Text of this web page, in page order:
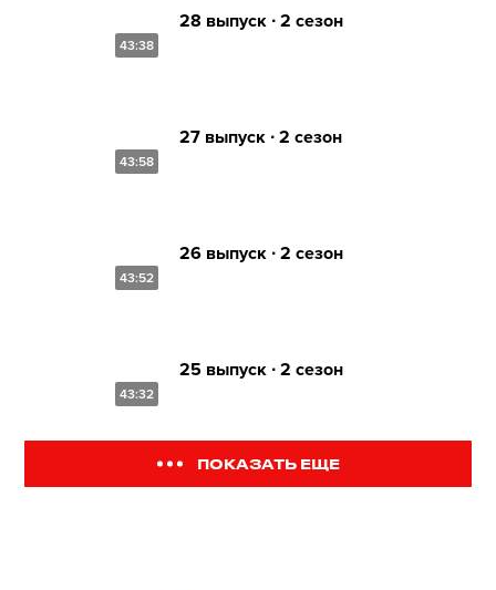
43:38
28 выпуск ∙ 2 сезон
43:58
27 выпуск ∙ 2 сезон
43:52
26 выпуск ∙ 2 сезон
43:32
25 выпуск ∙ 2 сезон
ПОКАЗАТЬ ЕЩЕ